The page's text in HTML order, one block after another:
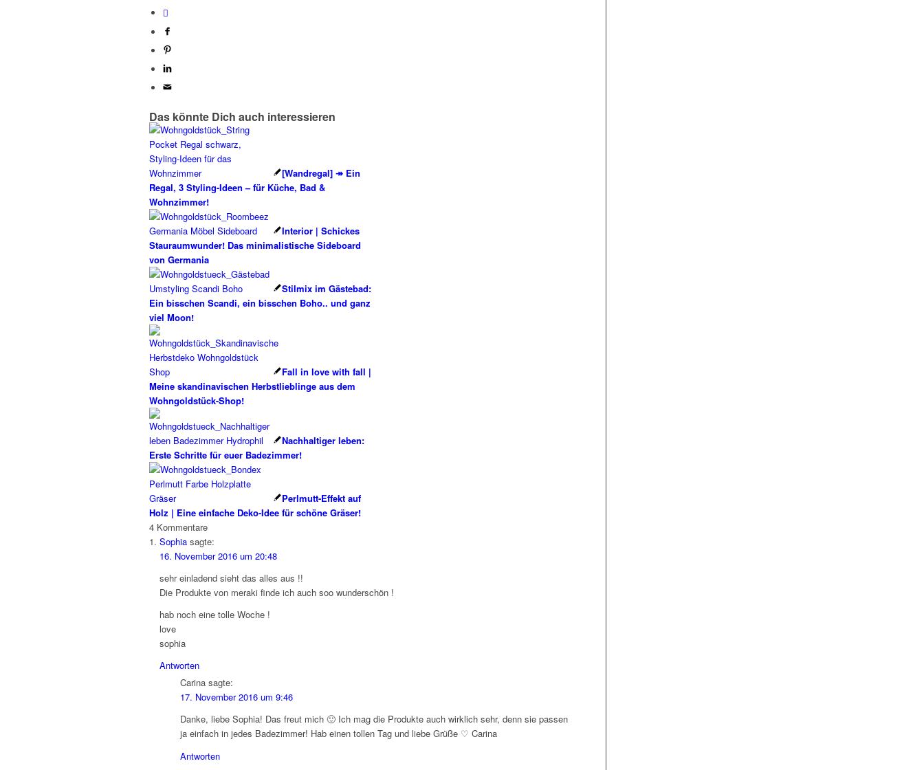
Das könnte Dich auch interessieren
[Wandregal] ↠ Ein
Regal, 3 Styling-Ideen – für Küche, Bad &
Wohnzimmer!
Interior | Schickes
Stauraumwunder! Das minimalistische Sideboard
von Germania
Stilmix im Gästebad:
Ein bisschen Scandi, ein bisschen Boho.. und ganz
viel Moon!
Fall in love with fall |
Meine skandinavischen Herbstlieblinge aus dem
Wohngoldstück-Shop!
Nachhaltiger leben:
Erste Schritte für euer Badezimmer!
Perlmutt-Effekt auf
Holz | Eine einfache Deko-Idee für schöne Gräser!
4 Kommentare
Sophia sagte:
16. November 2016 um 20:48
sehr einladend sieht das alles aus !!
Die Produkte von meraki finde ich auch soo wunderschön !
hab noch eine tolle Woche !
love
sophia
Antworten
Carina sagte:
17. November 2016 um 9:46
Danke, liebe Sophia! Das freut mich 🙂 Ich mag die Produkte auch wirklich sehr, denn sie passen
ja einfach in jedes Badezimmer! Hab einen tollen Tag und liebe Grüße ♡ Carina
Antworten